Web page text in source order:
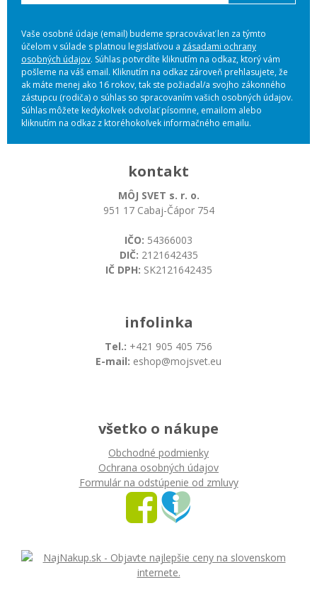
Vaše osobné údaje (email) budeme spracovávať len za týmto
účelom v súlade s platnou legislatívou a zásadami ochrany
osobných údajov. Súhlas potvrdíte kliknutím na odkaz, ktorý vám
pošleme na váš email. Kliknutím na odkaz zároveň prehlasujete, že
ak máte menej ako 16 rokov, tak ste požiadal/a svojho zákonného
zástupcu (rodiča) o súhlas so spracovaním vašich osobných údajov.
Súhlas môžete kedykoľvek odvolať písomne, emailom alebo
kliknutím na odkaz z ktoréhokoľvek informačného emailu.
kontakt
MÔJ SVET s. r. o.
951 17 Cabaj-Čápor 754
IČO: 54366003
DIČ: 2121642435
IČ DPH: SK2121642435
infolinka
Tel.: +421 905 405 756
E-mail: eshop@mojsvet.eu
všetko o nákupe
Obchodné podmienky
Ochrana osobných údajov
Formulár na odstúpenie od zmluvy